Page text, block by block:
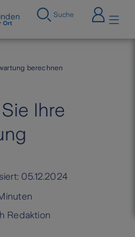
Ort
Suche
berechnen
Ihre
05.12.2024
Redaktion